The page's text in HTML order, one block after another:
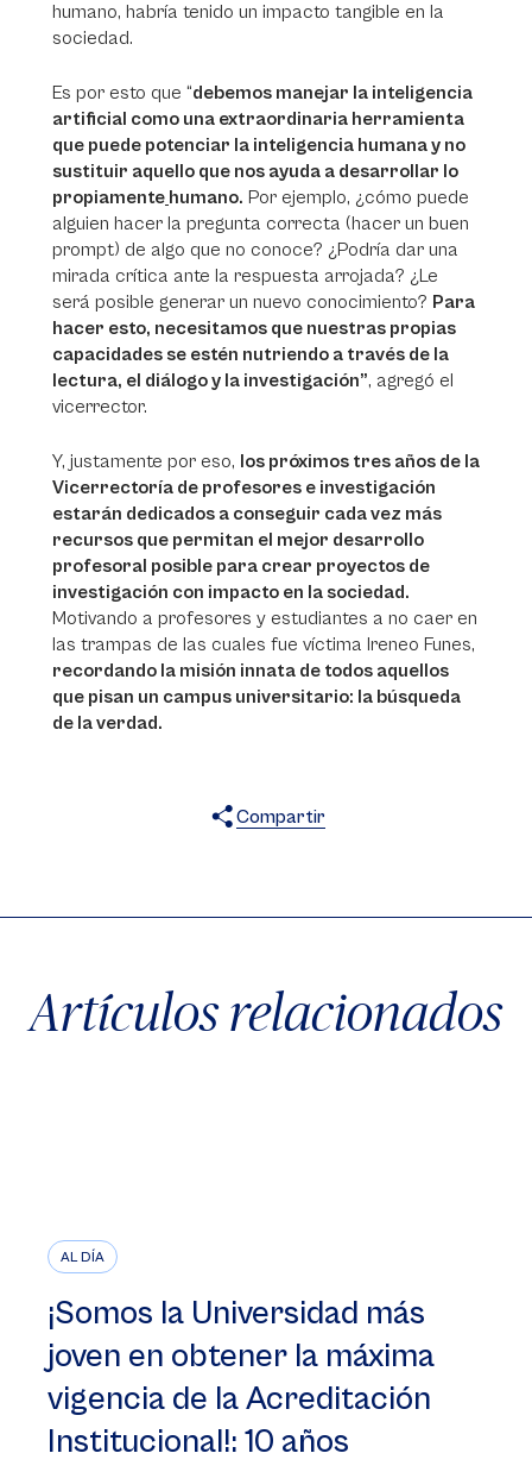
humano, habría tenido un impacto tangible en la
sociedad.
Es por esto que “debemos manejar la inteligencia
artificial como una extraordinaria herramienta
que puede potenciar la inteligencia humana y no
sustituir aquello que nos ayuda a desarrollar lo
propiamente humano. Por ejemplo, ¿cómo puede
alguien hacer la pregunta correcta (hacer un buen
prompt) de algo que no conoce? ¿Podría dar una
mirada crítica ante la respuesta arrojada? ¿Le
será posible generar un nuevo conocimiento? Para
hacer esto, necesitamos que nuestras propias
capacidades se estén nutriendo a través de la
lectura, el diálogo y la investigación”, agregó el
vicerrector.
Y, justamente por eso, los próximos tres años de la
Vicerrectoría de profesores e investigación
estarán dedicados a conseguir cada vez más
recursos que permitan el mejor desarrollo
profesoral posible para crear proyectos de
investigación con impacto en la sociedad.
Motivando a profesores y estudiantes a no caer en
las trampas de las cuales fue víctima Ireneo Funes,
recordando la misión innata de todos aquellos
que pisan un campus universitario: la búsqueda
de la verdad.
Compartir
Artículos relacionados
AL DÍA
¡Somos la Universidad más
joven en obtener la máxima
vigencia de la Acreditación
Institucional!: 10 años